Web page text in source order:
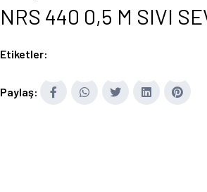
NRS 440 0,5 M SIVI
Etiketler:
Paylaş: